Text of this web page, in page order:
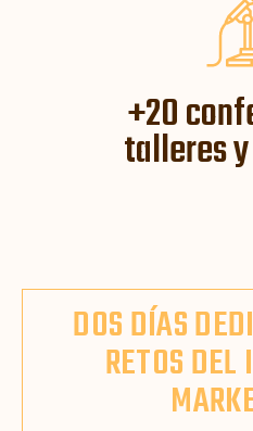
+20
talleres
DOS DÍAS
RETOS